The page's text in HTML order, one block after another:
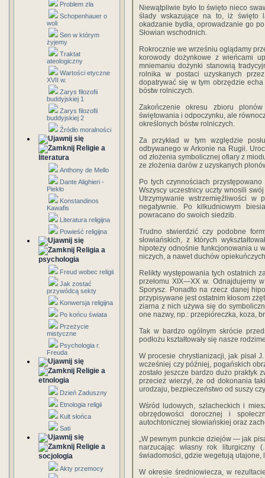
Problem zła
Schopenhauer o
woli
Sen w którym
żyjemy
Traktat
ateologiczny
Wartości etyczne
XVII w.
Zarys filozofii
buddyjskiej 1
Zarys filozofii
buddyjskiej 2
Źródło moralności
Religie a
literatura
Anthony de Mello
Dante Alighieri -
Piekło
Konstandinos
Kawafis
Literatura religijna
Powieść religijna
Religia a
psychologia
Freud wobec religii
Jak zostać
przywódcą sekty
Konwersja religijna
Po końcu świata
Przeżycie
mistyczne
Psychologia r.
Freuda
Religie a
etnologia
Dzień Zaduszny
Etnologia religii
Kult słońca
Sati
Religie a
socjologia
Akty przemocy
Niewątpliwie było to święto nieco
ślady wskazujące na to, iż święto
okadzanie bydła, oprowadzanie go
Słowian wschodnich.
Rokrocznie we wrześniu oglą­damy
korowody dożynkowe z wień­cami
mniemaniu dożynki stanowią
rol­nika w postaci uzyskanych
dopatrywać się w tym obrzędzie
bóstw rolniczych.
Zakończenie okresu zbioru
świętowania i od­poczynku, ale
określonych bóstw rolni­czych.
Za przykład w tym względzie
odbywane­go w Arkonie na Rugii.
od złożenia symbolicz­nej ofiary z
ze złożenia darów z uzyska­nych
Po tych czynnościach
Wszyscy uczestnicy uczty wnosili
Utrzy­mywanie wstrzemięźliwości
negatywnie. Po kil­kudniowym
powracano do swoich siedzib.
Trudno stwierdzić czy podobne
słowiańskich, z których
hipotezy odnośnie funkcjonowania u
niczych, a nawet duchów
Relikty występowania tych ostatnich
przełomu XIX—XX w. Odnajdujemy
Sporysz. Ponadto na rzecz danej
przypisywane jest ostat­nim kłosom
ziarna z nich używa się do
one nazwy, np.: przepióreczka, koza,
Tak w bardzo ogólnym skrócie
podłożu kształtowały się nasze
W procesie chrystianizacji, jak pisał
wcześniej czy później, pogańskich
zostało jeszcze bardzo dużo praktyk
przecież wierzył, że od dokonania
urodzaju, bezpieczeń­stwo od suszy
Wśród ludowych, szlacheckich i
obrzędowości dorocznej i
autochtonicznej słowiańskiej oraz
„W pewnym punkcie dzie­jów — jak
narzucając własny rok liturgicz­ny
świadomości, gdzie wegetują utajone,
W okresie średniowiecza, w